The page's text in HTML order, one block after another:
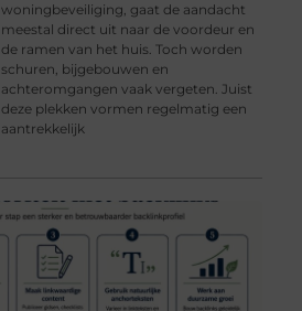
woningbeveiliging, gaat de aandacht
meestal direct uit naar de voordeur en
de ramen van het huis. Toch worden
schuren, bijgebouwen en
achteromgangen vaak vergeten. Juist
deze plekken vormen regelmatig een
aantrekkelijk